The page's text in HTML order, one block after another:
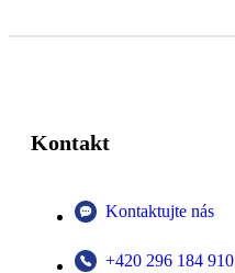
Kontakt
Kontaktujte nás
+420 296 184 910